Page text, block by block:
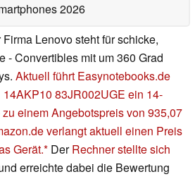
2026
Lenovo steht für schicke,
- Convertibles mit um 360 Grad
Aktuell führt Easynotebooks.de
14AKP10 83JR002UGE ein 14-
einem Angebotspreis von 935,07
verlangt aktuell einen Preis
Gerät. DerRechner stellte sich
erreichte dabei die Bewertung